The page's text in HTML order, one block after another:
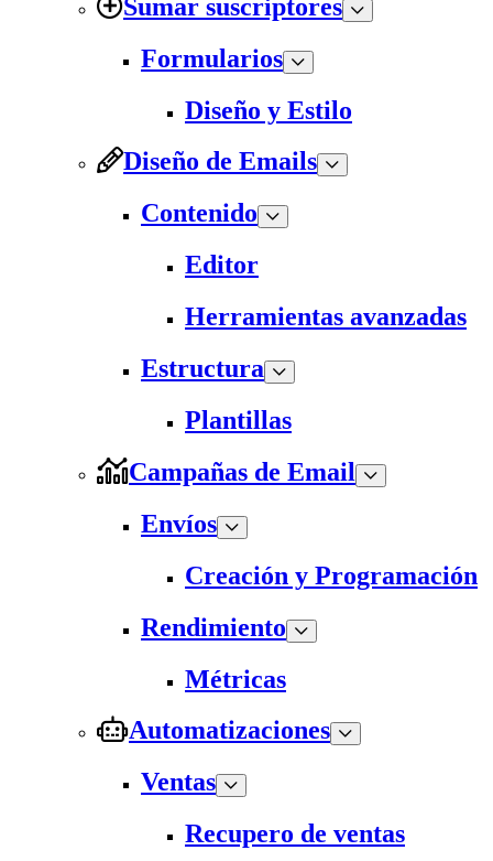
Sumar suscriptores
Formularios
Diseño y Estilo
Diseño de Emails
Contenido
Editor
Herramientas avanzadas
Estructura
Plantillas
Campañas de Email
Envíos
Creación y Programación
Rendimiento
Métricas
Automatizaciones
Ventas
Recupero de ventas